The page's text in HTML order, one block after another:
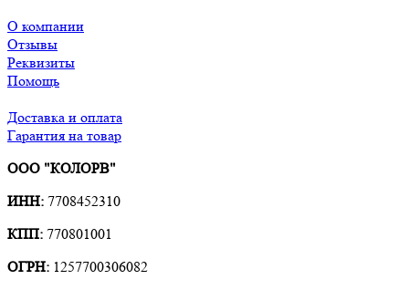
О компании
Отзывы
Реквизиты
Помощь
Доставка и оплата
Гарантия на товар
ООО "КОЛОРВ"
ИНН: 7708452310
КПП: 770801001
ОГРН: 1257700306082